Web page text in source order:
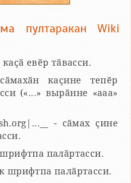
пултаракан Wiki
каҫӑ евӗр тӑвасси.
каҫине тепӗр
(«...» вырӑнне «ааа»
- сӑмах ҫине
палӑртасси.
шрифтпа палӑртасси.